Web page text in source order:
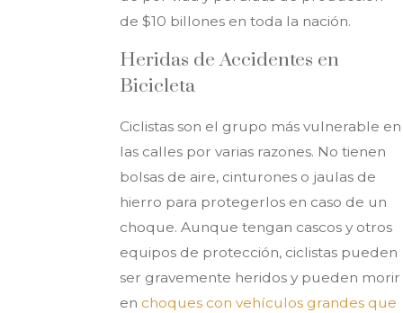
de $10 billones en toda la nación.
Heridas de Accidentes en
Bicicleta
Ciclistas son el grupo más vulnerable en
las calles por varias razones. No tienen
bolsas de aire, cinturones o jaulas de
hierro para protegerlos en caso de un
choque. Aunque tengan cascos y otros
equipos de protección, ciclistas pueden
ser gravemente heridos y pueden morir
en choques con vehículos grandes que